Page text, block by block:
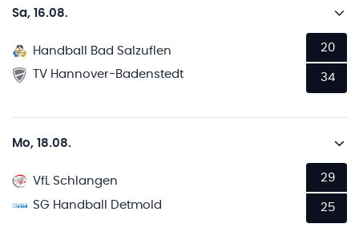
Sa, 16.08.
Handball Bad Salzuflen
TV Hannover-Badenstedt
20
34
Mo, 18.08.
VfL Schlangen
SG Handball Detmold
29
25